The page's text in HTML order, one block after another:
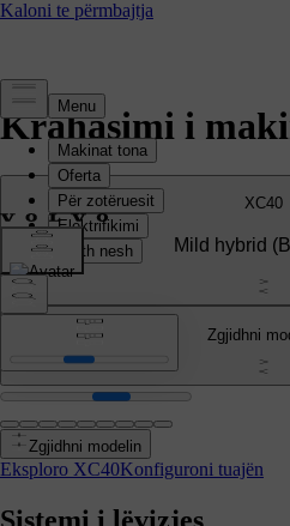
Krahasimi i
XC40
Mild hybrid
Zgjidhni
Zgjidhni modelin
Eksploro XC40Konfiguroni tuajën
Sistemi i lëvizjes